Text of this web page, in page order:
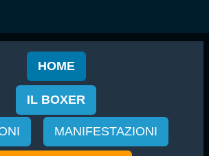
HOME
IL BOXER
MANIFESTAZIONI